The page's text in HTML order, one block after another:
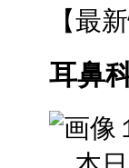
【最
耳鼻